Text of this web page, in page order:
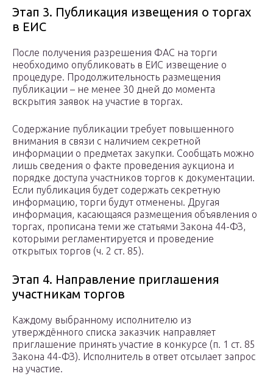
Этап 3. Публикация извещения о торгах
в ЕИС
После получения разрешения ФАС на торги
необходимо опубликовать в ЕИС извещение о
процедуре. Продолжительность размещения
публикации – не менее 30 дней до момента
вскрытия заявок на участие в торгах.
Содержание публикации требует повышенного
внимания в связи с наличием секретной
информации о предметах закупки. Сообщать можно
лишь сведения о факте проведения аукциона и
порядке доступа участников торгов к документации.
Если публикация будет содержать секретную
информацию, торги будут отменены. Другая
информация, касающаяся размещения объявления о
торгах, прописана теми же статьями Закона 44-ФЗ,
которыми регламентируется и проведение
открытых торгов (ч. 2 ст. 85).
Этап 4. Направление приглашения
участникам торгов
Каждому выбранному исполнителю из
утверждённого списка заказчик направляет
приглашение принять участие в конкурсе (п. 1 ст. 85
Закона 44-ФЗ). Исполнитель в ответ отсылает запрос
на участие.